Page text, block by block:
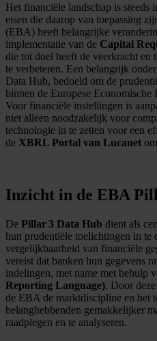
Het financiële landschap is
eisen die daarop van toepassing
(EBA) heeft belangrijke
implementatie van de Capital
die tot doel heeft de veerkracht en
te verbeteren. Een belangrijk
Data Hub, bedoeld om de
binnen de Europese
Voor financiële instellingen is
niet alleen noodzakelijk voor
technologie in te zetten voor een
de XBRL Portal van Lucanet
Inzicht in de EBA
De Pillar 3 Data Hub dient als
hun prudentiële toelichtingen in te
vergelijkbaarheid van financiële
vereist dat banken hun gegevens
indelingen, met name met behulp
Reporting Language). Door
de EBA de marktdiscipline en het
belanghebbenden gemakkelijker
raadplegen en te analyseren.